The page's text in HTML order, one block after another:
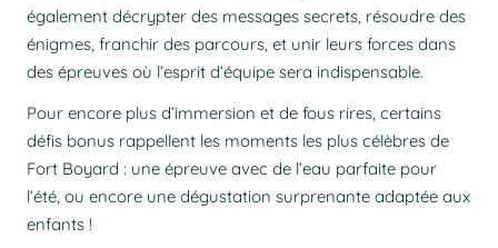
également décrypter des messages secrets, résoudre des
énigmes, franchir des parcours, et unir leurs forces dans
des épreuves où l’esprit d’équipe sera indispensable.
Pour encore plus d’immersion et de fous rires, certains
défis bonus rappellent les moments les plus célèbres de
Fort Boyard : une épreuve avec de l’eau parfaite pour
l’été, ou encore une dégustation surprenante adaptée aux
enfants !